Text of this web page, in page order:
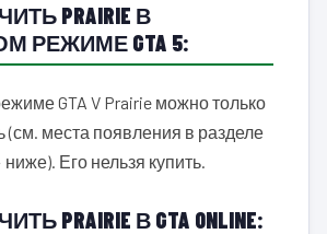
PRAIRIE В
РЕЖИМЕ GTA 5:
GTA V Prairie можно только
(см. места появления в разделе
Его нельзя купить.
PRAIRIE В GTA ONLINE: